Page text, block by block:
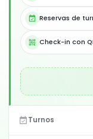
event_available Reservas de
qr_code_2 Check-in con
event_availableTurnos